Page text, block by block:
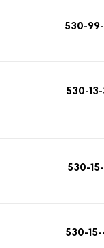
530-
530-
530-15-
530-